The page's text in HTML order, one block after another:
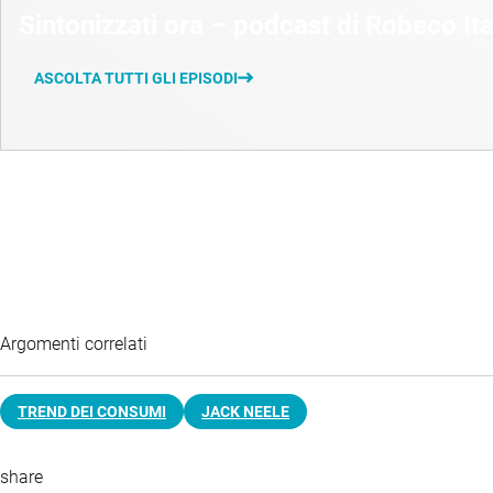
ASCOLTA TUTTI GLI EPISODI
Argomenti correlati
TREND DEI CONSUMI JACK NEELE
share